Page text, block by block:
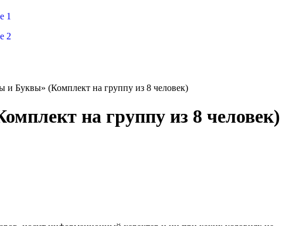
Буквы» (Комплект на группу из 8 человек)
на группу из 8 человек)